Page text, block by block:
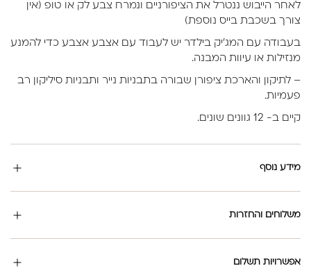
לאחר הייבוש ננטרל את הציפורניים ונמרח צבע לק או טופ (אין
צורך בשכבת בייס נוספת)
בעבודה עם המג'יק בילדר יש לעבוד עם אצבע אצבע כדי להמנע
מנזילות או עיוות המבנה.
– לתיקון והארכת ציפורן שבורה בתבניות נייר ותבניות סיליקון רב
פעמיות.
קיים ב- 12 גוונים שונים.
מידע נוסף
משלוחים והחזרות
אפשרויות תשלום